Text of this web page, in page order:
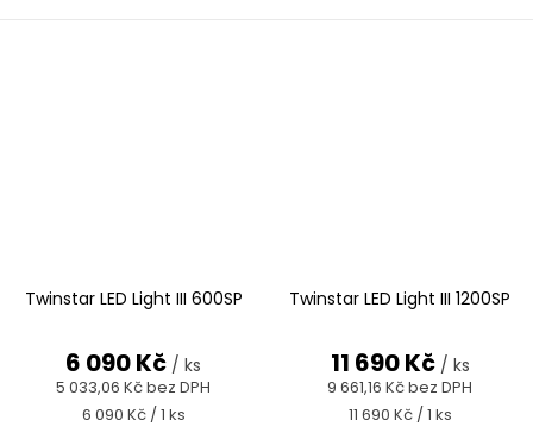
Twinstar LED Light III 600SP
5 033,06 Kč bez DPH
6 090 Kč / ks
Měrná
6 090 Kč / 1 ks
Twinstar LED Light III 1200SP
9 661,16 Kč bez DPH
11 690 Kč / ks
Měrná
11 690 Kč / 1 ks